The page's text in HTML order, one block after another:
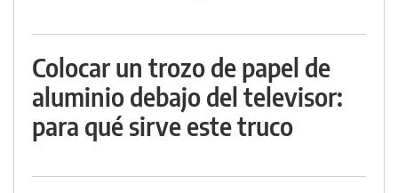
Colocar un trozo de papel de
aluminio debajo del televisor:
para qué sirve este truco